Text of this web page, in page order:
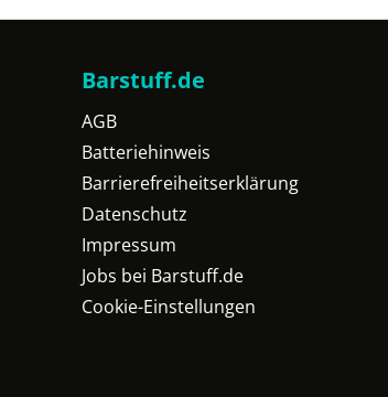
Barstuff.de
AGB
Batteriehinweis
Barrierefreiheitserklärung
Datenschutz
Impressum
Jobs bei Barstuff.de
Cookie-Einstellungen